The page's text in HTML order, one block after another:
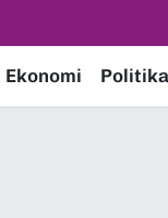
Ekonomi Politika